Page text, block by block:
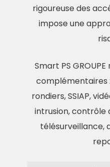
rigoureuse des
impose une
Smart PS
complémentaires
rondiers, SSIAP,
intrusion, contrôle
télésurveillance,